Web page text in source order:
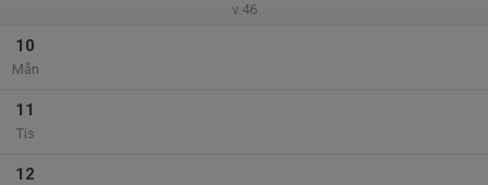
v.46
10
Mån
11
Tis
12